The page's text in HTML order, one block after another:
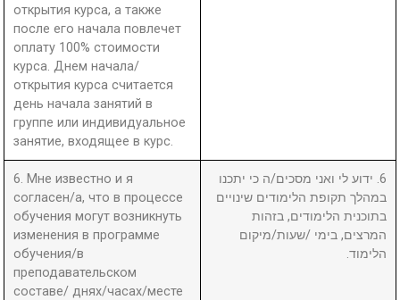
открытия курса, а также
после его начала повлечет
оплату 100% стоимости
курса. Днем начала/
открытия курса считается
день начала занятий в
группе или индивидуальное
занятие, входящее в курс.
6. Мне известно и я
согласен/а, что в процессе
обучения могут возникнуть
изменения в программе
обучения/в
преподавательском
составе/ днях/часах/месте
6. ידוע לי ואני מסכים/ה כי יתכנו
במהלך תקופת הלימודים שינויים
בתוכנית הלימודים, בזהות
המרצים, בימי /שעות/מיקום
הלימוד.